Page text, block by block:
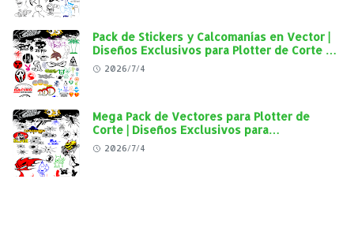
Pack de Stickers y Calcomanías en Vector |
Diseños Exclusivos para Plotter de Corte y
Personalización Automotriz
2026/7/4
Mega Pack de Vectores para Plotter de
Corte | Diseños Exclusivos para
Personalización Automotriz
2026/7/4